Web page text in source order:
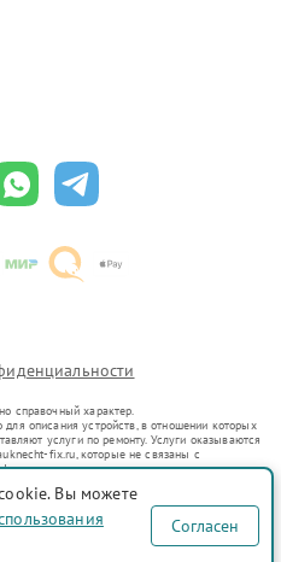
справочный характер.
описания устройств, в отношении которых
услуги по ремонту. Услуги оказываются
fix.ru, которые не связаны с
представителями.
в гражданский оборот в соответствии
цели индивидуализации услуг или введения
о предоставляемых услугах по
публичной офертой, определяемой
Вы можете
Согласен